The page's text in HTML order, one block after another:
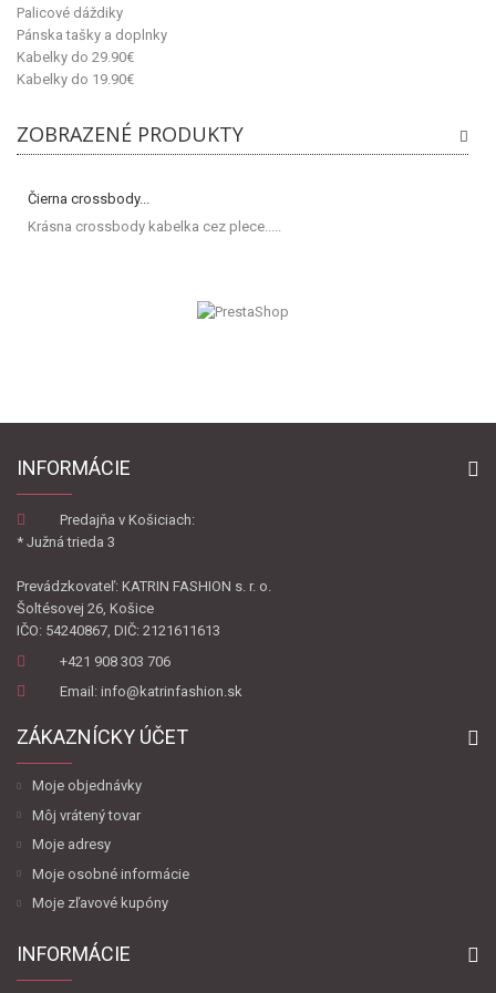
Palicové dáždiky
Pánska tašky a doplnky
Kabelky do 29.90€
Kabelky do 19.90€
ZOBRAZENÉ PRODUKTY
Čierna crossbody...
Krásna crossbody kabelka cez plece.....
INFORMÁCIE
Predajňa v Košiciach:
* Južná trieda 3
Prevádzkovateľ: KATRIN FASHION s. r. o.
Šoltésovej 26, Košice
IČO: 54240867, DIČ: 2121611613
+421 908 303 706
Email: info@katrinfashion.sk
ZÁKAZNÍCKY ÚČET
Moje objednávky
Môj vrátený tovar
Moje adresy
Moje osobné informácie
Moje zľavové kupóny
INFORMÁCIE